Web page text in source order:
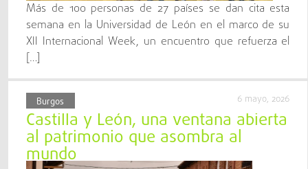
Más de 100 personas de 27 países se dan cita esta
semana en la Universidad de León en el marco de su
XII Internacional Week, un encuentro que refuerza el
[…]
Burgos 6 mayo, 2026
Castilla y León, una ventana abierta
al patrimonio que asombra al
mundo